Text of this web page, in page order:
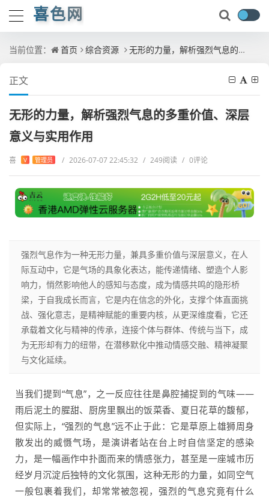
喜色网
当前位置： 首页 综合资源 无形的力量，解析强烈气息的多重价值、深层意义与实用作用
正文
无形的力量，解析强烈气息的多重价值、深层
意义与实用作用
喜 V 管理员 / 2026-07-07 22:45:32 / 249阅读 / 0评论
强烈气息作为一种无形力量，兼具多重价值与深层意义，在人
际互动中，它是气场的具象化表达，能传递情绪、塑造个人影
响力，悄然影响他人的感知与态度，成为情感共鸣的隐形桥
梁，于自我成长而言，它是内在信念的外化，支撑个体直面挑
战、强化意志，是精神赋能的重要内核，从更深维度看，它还
承载着文化与精神的传承，连接个体与群体、传统与当下，成
为无形却有力的纽带，在潜移默化中推动情感交融、精神凝聚
与文化延续。
当我们提到“气息”，之一反应往往是鼻腔捕捉到的气味——
雨后泥土的腥甜、厨房里飘出的饭菜香、夏日花草的馥郁，
但实际上，“强烈的气息”远不止于此：它是草原上雄狮周身
散发出的威慑气场，是演讲者站在台上时自信坚定的感染
力，是一幅画作中扑面而来的情感张力，甚至是一座城市历
经岁月沉淀后独特的文化氛围，这种无形的力量，如同空气
一般包裹着我们，却常常被忽视，强烈的气息究竟有什么